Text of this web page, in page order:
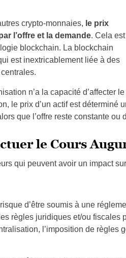
crypto-monnaies, le prix
l’offre et la demande. Cela est
blockchain. La blockchain
est inextricablement liée à des
n’a la capacité d’affecter le
le prix d’un actif est déterminé
que l’offre reste constante
le Cours
qui peuvent avoir un impact
d’être soumis à une
règles juridiques et/ou fiscales
l’imposition de règles